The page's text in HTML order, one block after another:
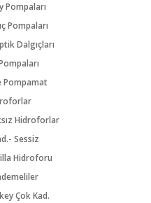
Pompaları
Pompaları
Dalgıçları
Pompamat
Hidroforlar
Sessiz
Hidroforu
Çok Kad.